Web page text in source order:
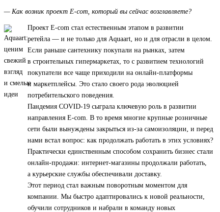
— Как возник проект E-com, который вы сейчас возглавляете?
Проект E-com стал естественным этапом в развитии
ретейла — и не только для Aquaart, но и для отрасли в целом.
Если раньше сантехнику покупали на рынках, затем
в строительных гипермаркетах, то с развитием технологий
покупатели все чаще приходили на онлайн-платформы
и маркетплейсы. Это стало своего рода эволюцией
потребительского поведения.
Пандемия COVID-19 сыграла ключевую роль в развитии
направления E-com. В то время многие крупные розничные
сети были вынуждены закрыться из-за самоизоляции, и перед
нами встал вопрос: как продолжать работать в этих условиях?
Практически единственным способом сохранить бизнес стали
онлайн-продажи: интернет-магазины продолжали работать,
а курьерские службы обеспечивали доставку.
Этот период стал важным поворотным моментом для
компании. Мы быстро адаптировались к новой реальности,
обучили сотрудников и набрали в команду новых